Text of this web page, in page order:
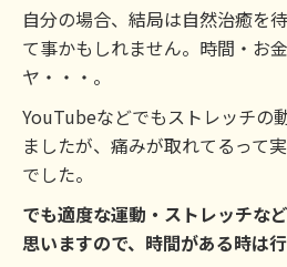
自分の場合、結局は自然治癒を
て事かもしれません。時間・お
ヤ・・・。
YouTubeなどでもストレッチの
ましたが、痛みが取れてるって
でした。
でも適度な運動・ストレッチな
思いますので、時間がある時は